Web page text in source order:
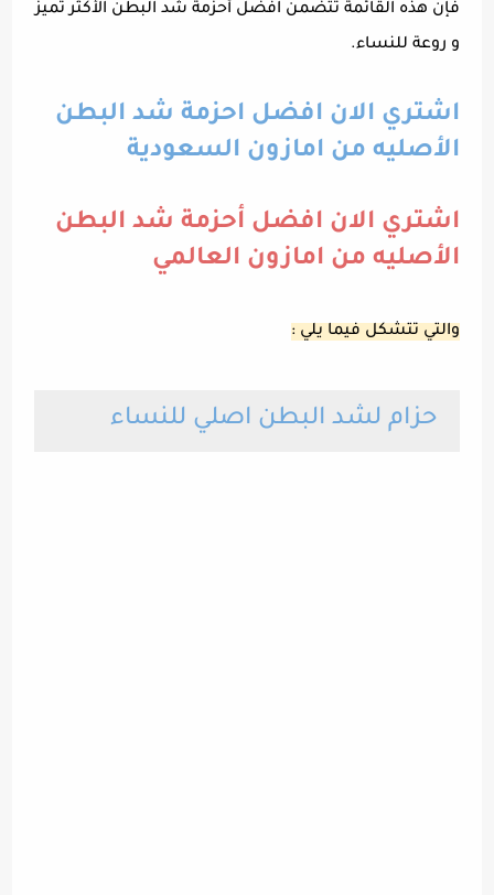
فإن هذه القائمة تتضمن افضل أحزمة شد البطن الأكثر تميز
و روعة للنساء.
اشتري الان افضل احزمة شد البطن
الأصليه من امازون السعودية
اشتري الان افضل أحزمة شد البطن
الأصليه من امازون العالمي
والتي تتشكل فيما يلي :
حزام لشد البطن اصلي للنساء